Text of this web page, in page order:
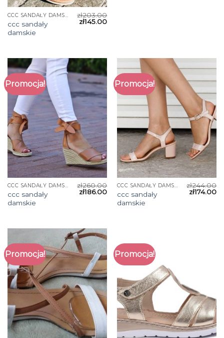
CCC SANDAŁY DAMSKIE
ccc sandały
damskie
zł203.00
zł145.00
Promocja!
CCC SANDAŁY DAMSKIE
ccc sandały
damskie
zł260.00
zł186.00
Promocja!
CCC SANDAŁY DAMSKIE
ccc sandały
damskie
zł244.00
zł174.00
Promocja! Promocja!